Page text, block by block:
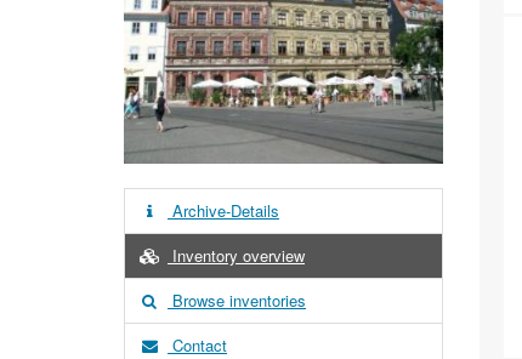
Archive-Details
Inventory overview
Browse inventories
Contact